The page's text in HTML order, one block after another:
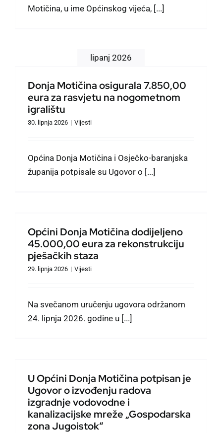
Motičina, u ime Općinskog vijeća, [...]
lipanj 2026
Donja Motičina osigurala 7.850,00
eura za rasvjetu na nogometnom
igralištu
30. lipnja 2026 | Vijesti
Općina Donja Motičina i Osječko-baranjska
županija potpisale su Ugovor o [...]
Općini Donja Motičina dodijeljeno
45.000,00 eura za rekonstrukciju
pješačkih staza
29. lipnja 2026 | Vijesti
Na svečanom uručenju ugovora održanom
24. lipnja 2026. godine u [...]
U Općini Donja Motičina potpisan je
Ugovor o izvođenju radova
izgradnje vodovodne i
kanalizacijske mreže „Gospodarska
zona Jugoistok“